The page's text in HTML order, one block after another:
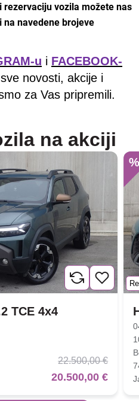
rezervaciju vozila možete nas
navedene brojeve
u i FACEBOOK-
novosti, akcije i
za Vas pripremili.
na akciji
TCE 4x4
22.500,00 €
20.500,00 €